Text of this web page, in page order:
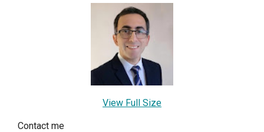
View Full Size
Contact me